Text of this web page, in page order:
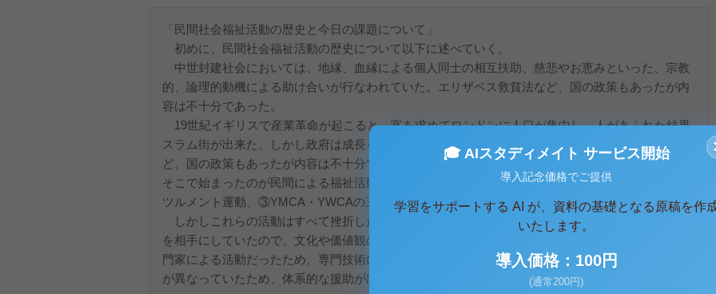
「民間社会福祉活動の歴史と今日の課題について」
初めに、民間社会福祉活動の歴史について以下に述べていく。
中世封建社会においては、地縁、血縁による個人同士の相互扶助、慈悲やお恵みといった、宗教
的、論理的動機による助け合いが行なわれていた。エリザベス救貧法など、国の政策もあったが内
容は不十分であった。
19世紀イギリスで産業革命が起こると、富を求めてロンドンに人口が集中し、人があふれた結果
スラム街が出来た。しかし政府は成長を求めて十分な対策は打たなかった。エリザベス救貧法な
ど、国の政策もあったが内容は不十分であった。
そこで始まったのが民間による福祉活動である。民間活動の代表的なものは①慈善組織組合、②セ
ツルメント運動、③YMCA・YWCAの三つである。
しかしこれらの活動はすべて挫折した。それは、豊かな、働かなくても良い金持ちがスラム市民
を相手にしていたので、文化や価値観の違いについていけず、互いに共感できなかった点や、非専
門家による活動だったため、専門技術にも乏しかった点、また支援者一人ひとりの考え方や方法論
が異なっていたため、体系的な援助が出来ず十分な効果が得られなかったた...
🎓 AIスタディメイト サービス開始
導入記念価格でご提供
学習をサポートする AI が、資料の基礎となる原稿を作
いたします。
導入価格：100円
(通常200円)